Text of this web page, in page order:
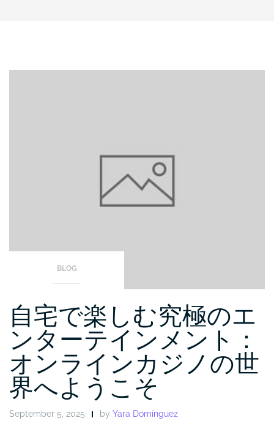
BLOG
自宅で楽しむ究極のエ
ンターテインメント：
オンラインカジノの世
界へようこそ
September 5, 2025 by Yara Domínguez